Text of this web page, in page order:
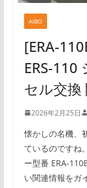
AIBO
[ERA-
ERS-110
セル交換
2026年2月25日
懐かしの名機、
ているのですね
ー型番 ERA-
い関連情報をガ